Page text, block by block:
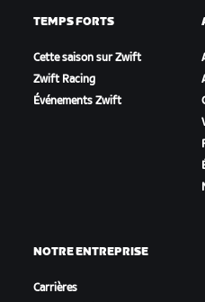
TEMPS FORTS
Cette saison sur Zwift
Zwift Racing
Événements Zwift
NOTRE ENTREPRISE
Carrières